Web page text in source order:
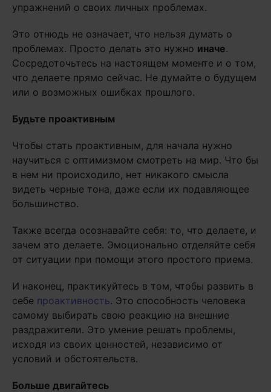
упражнений о своих личных проблемах.
Это отнюдь не означает, что нельзя думать о
проблемах. Просто делать это нужно иначе.
Сосредоточьтесь на настоящем моменте и о том,
что делаете прямо сейчас. Не думайте о будущем
или о возможных ошибках прошлого.
Будьте проактивным
Чтобы стать проактивным, для начала нужно
научиться с оптимизмом смотреть на мир. Что бы
в нем ни происходило, нет никакого смысла
видеть черные тона, даже если их подавляющее
большинство.
Также всегда осознавайте себя: то, что делаете, и
зачем это делаете. Эмоционально отделяйте себя
от ситуации при помощи этого простого приема.
И наконец, практикуйтесь в том, чтобы развить в
себе проактивность. Это способность человека
самому выбирать свою реакцию на внешние
раздражители. Это умение решать проблемы,
исходя из своих ценностей, независимо от
условий и обстоятельств.
Больше двигайтесь